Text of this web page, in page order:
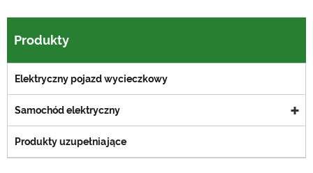
Produkty
Elektryczny pojazd wycieczkowy
Samochód elektryczny
Produkty uzupełniające